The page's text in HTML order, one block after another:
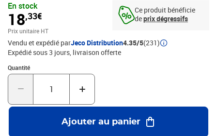
l’éclatement – Adhérence instantanée même sur les cartons
recyclés – Particulièrement approprié pour la fermeture des
caisses devant être stockées longtemps -Recyclable -Utilisation
recommandée : Destiné à tout type d’emballage
En stock
18,33€
Prix unitaire HT
Vendu et expédié parJeco Distribution4.35/5(231)
Expédié sous 3 jours livraison offerte
Ce produit bénéficie
deprix dégressifs
Quantité
Quantité : 1
Ajouter au panier